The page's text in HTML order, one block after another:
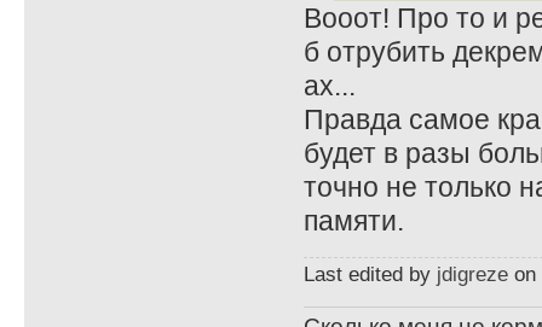
Вооот! Про то и
б отрубить
ах...
Правда самое
будет в разы
точно не только
памяти.
Last edited by jdigrezeon